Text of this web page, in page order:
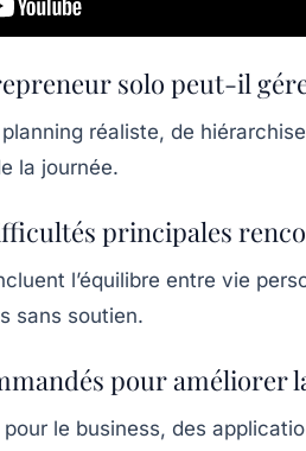
solo peut-il
planning réaliste, de
la journée.
principales
l’équilibre entre vie
sans soutien.
pour améliorer
le business, des